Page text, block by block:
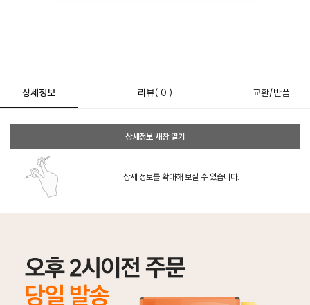
상세정보 리뷰( 0 ) 교환/반품
상세정보 새창 열기
상세 정보를 확대해 보실 수 있습니다.